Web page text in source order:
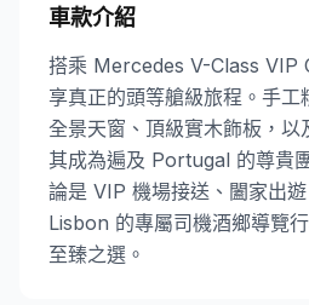
車款介紹
搭乘 Mercedes V-Class VIP
享真正的頭等艙級旅程。手工
全景天窗、頂級實木飾板，以
其成為遍及 Portugal 的尊貴
論是 VIP 機場接送、闔家出
Lisbon 的專屬司機酒鄉導覽
至臻之選。